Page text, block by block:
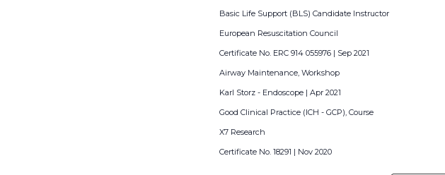
Basic Life Support (BLS) Candidate Instructor
European Resuscitation Council
Certificate No. ERC 914 055976 | Sep 2021
Airway Maintenance, Workshop
Karl Storz - Endoscope | Apr 2021
Good Clinical Practice (ICH - GCP), Course
X7 Research
Certificate No. 18291 | Nov 2020